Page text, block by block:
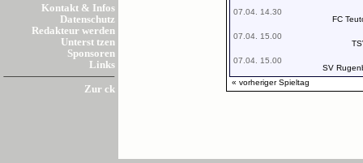
Kontakt & Infos
Datenschutz
Redakteur werden
Unterst tzen
Sponsoren
Links
Zur ck
07.04. 14.30
FC
07.04. 15.00
07.04. 15.00
SV
« vorheriger Spieltag